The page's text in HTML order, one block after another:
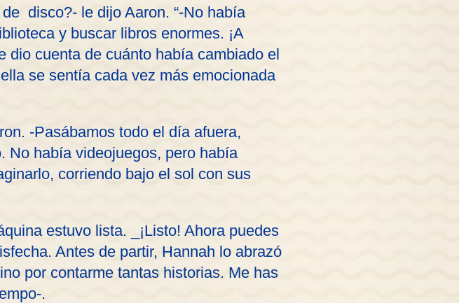
disco?- le dijo Aaron. “-No había
y buscar libros enormes. ¡A
dio cuenta de cuánto había cambiado el
se sentía cada vez más emocionada
-Pasábamos todo el día afuera,
No había videojuegos, pero había
corriendo bajo el sol con sus
estuvo lista. _¡Listo! Ahora puedes
Antes de partir, Hannah lo abrazó
por contarme tantas historias. Me has
.